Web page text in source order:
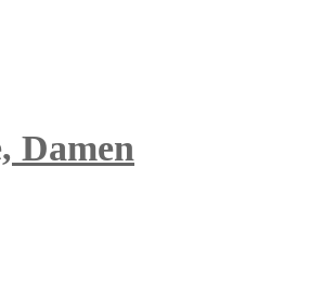
Damen